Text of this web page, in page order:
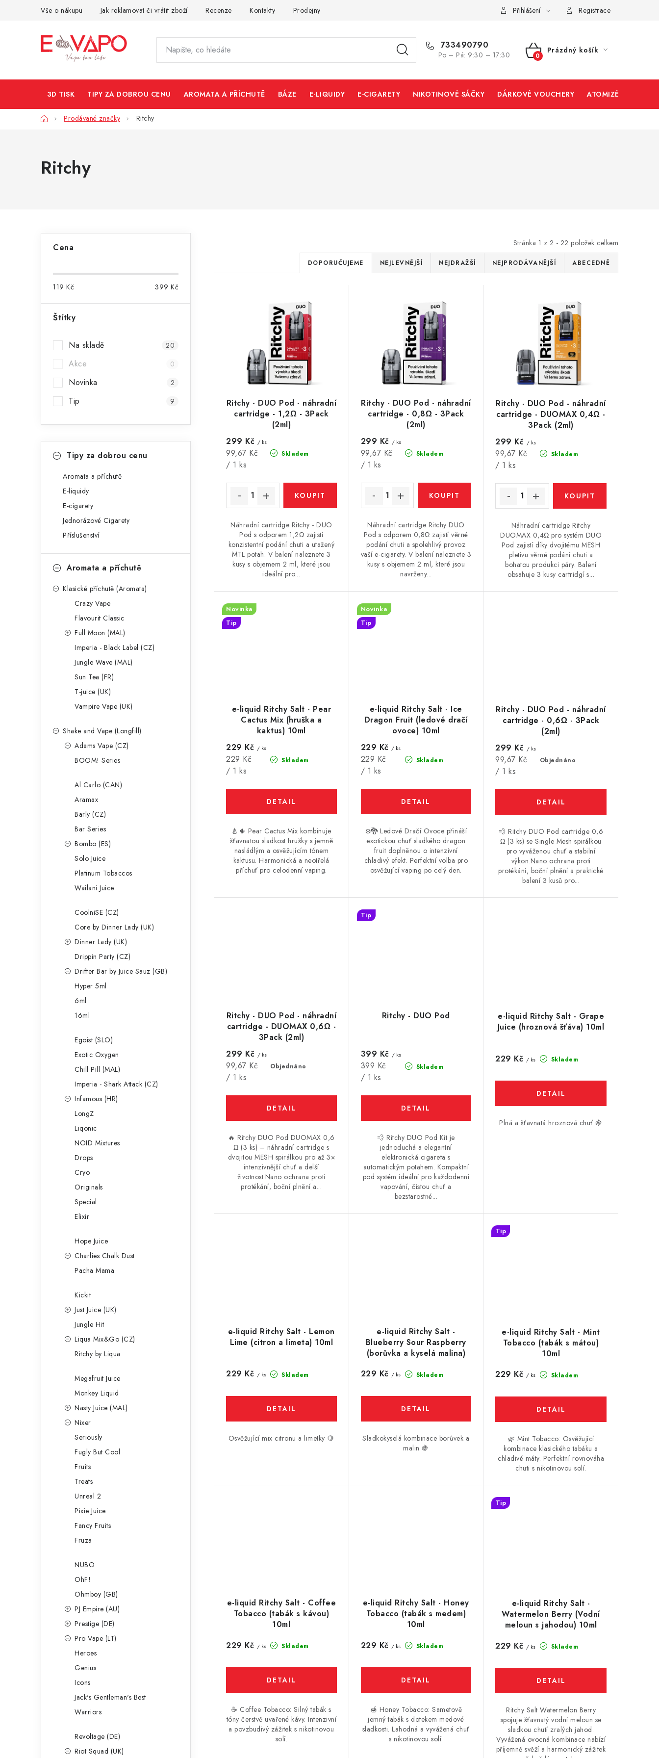
Vše o nákupu Jak reklamovat či vrátit zboží Recenze Kontakty Prodejny Přihlášení Registrace
733490790
Po – Pá: 9:30 – 17:30
NÁKUPNÍ
Prázdný košík
3D TISK TIPY ZA DOBROU CENU AROMATA A PŘÍCHUTĚ BÁZE E-LIQUIDY E-CIGARETY NIKOTINOVÉ SÁČKY DÁRKOVÉ VOUCHERY ATOMIZÉRY A
DomůProdávané značky Ritchy
Ritchy
t
a
n
Cena
119 Kč 399 Kč
Štítky
Na skladě 20
Akce 0
Novinka 2
Tip 9
kategorieTipy za dobrou cenu
Aromata a příchutě
E-liquidy
E-cigarety
Jednorázové Cigarety
Příslušenství
Aromata a příchutě
Klasické příchutě (Aromata)
Crazy Vape
Flavourit Classic
Full Moon (MAL)
Imperia - Black Label (CZ)
Jungle Wave (MAL)
Sun Tea (FR)
T-juice (UK)
Vampire Vape (UK)
Shake and Vape (Longfill)
Adams Vape (CZ)
BOOM! Series
Al Carlo (CAN)
Aramax
Barly (CZ)
Bar Series
Bombo (ES)
Solo Juice
Platinum Tobaccos
Wailani Juice
CoolniSE (CZ)
Core by Dinner Lady (UK)
Dinner Lady (UK)
Drippin Party (CZ)
Drifter Bar by Juice Sauz (GB)
Hyper 5ml
6ml
16ml
Egoist (SLO)
Exotic Oxygen
Chill Pill (MAL)
Imperia - Shark Attack (CZ)
Infamous (HR)
LongZ
Liqonic
NOID Mixtures
Drops
Cryo
Originals
Special
Elixir
Hope Juice
Charlies Chalk Dust
Pacha Mama
Kickit
Just Juice (UK)
Jungle Hit
Liqua Mix&Go (CZ)
Ritchy by Liqua
Megafruit Juice
Monkey Liquid
Nasty Juice (MAL)
Nixer
Seriously
Fugly But Cool
Fruits
Treats
Unreal 2
Pixie Juice
Fancy Fruits
Fruza
NUBO
OhF!
Ohmboy (GB)
PJ Empire (AU)
Prestige (DE)
Pro Vape (LT)
Heroes
Genius
Icons
Jack's Gentleman's Best
Warriors
Revoltage (DE)
Riot Squad (UK)
Stránka 1 z 2 - 22 položek celkem
Ř
a
z
e
n
í
p
r
o
u
t
ů
DOPORUČUJEME NEJLEVNĚJŠÍ NEJDRAŽŠÍ NEJPRODÁVANĚJŠÍ ABECEDNĚ
Ritchy - DUO Pod - náhradní
cartridge - 1,2Ω - 3Pack
(2ml)
Skladem
299 Kč / ks
Měrná
cena:
99,67 Kč
/ 1 ks
Náhradní cartridge Ritchy - DUO
Pod s odporem 1,2Ω zajistí
konzistentní podání chuti a utažený
MTL potah. V balení naleznete 3
kusy s objemem 2 ml, které jsou
ideální pro...
Ritchy - DUO Pod - náhradní
cartridge - 0,8Ω - 3Pack
(2ml)
Skladem
299 Kč / ks
Měrná
cena:
99,67 Kč
/ 1 ks
Náhradní cartridge Ritchy DUO
Pod s odporem 0,8Ω zajistí věrné
podání chuti a spolehlivý provoz
vaší e-cigarety. V balení naleznete 3
kusy s objemem 2 ml, které jsou
navrženy...
Ritchy - DUO Pod - náhradní
cartridge - DUOMAX 0,4Ω -
3Pack (2ml)
Skladem
299 Kč / ks
Měrná
cena:
99,67 Kč
/ 1 ks
Náhradní cartridge Ritchy
DUOMAX 0,4Ω pro systém DUO
Pod zajistí díky dvojitému MESH
pletivu věrné podání chuti a
bohatou produkci páry. Balení
obsahuje 3 kusy cartridgí s...
e-liquid Ritchy Salt - Pear
Cactus Mix (hruška a
kaktus) 10ml
Novinka
Tip
Skladem
229 Kč / ks
Měrná
cena:
229 Kč
/ 1 ks
🍐🌵 Pear Cactus Mix kombinuje
šťavnatou sladkost hrušky s jemně
nasládlým a osvěžujícím tónem
kaktusu. Harmonická a neotřelá
příchuť pro celodenní vaping.
e-liquid Ritchy Salt - Ice
Dragon Fruit (ledové dračí
ovoce) 10ml
Novinka
Tip
Skladem
229 Kč / ks
Měrná
cena:
229 Kč
/ 1 ks
❄️🐉 Ledové Dračí Ovoce přináší
exotickou chuť sladkého dragon
fruit doplněnou o intenzivní
chladivý efekt. Perfektní volba pro
osvěžující vaping po celý den.
Ritchy - DUO Pod - náhradní
cartridge - 0,6Ω - 3Pack
(2ml)
Objednáno
299 Kč / ks
Měrná
cena:
99,67 Kč
/ 1 ks
💨 Ritchy DUO Pod cartridge 0,6
Ω (3 ks) se Single Mesh spirálkou
pro vyváženou chuť a stabilní
výkon.Nano ochrana proti
protékání, boční plnění a praktické
balení 3 kusů pro...
Ritchy - DUO Pod - náhradní
cartridge - DUOMAX 0,6Ω -
3Pack (2ml)
Objednáno
299 Kč / ks
Měrná
cena:
99,67 Kč
/ 1 ks
🔥 Ritchy DUO Pod DUOMAX 0,6
Ω (3 ks) – náhradní cartridge s
dvojitou MESH spirálkou pro až 3×
intenzivnější chuť a delší
životnost.Nano ochrana proti
protékání, boční plnění a...
Ritchy - DUO Pod
Tip
Skladem
399 Kč / ks
Měrná
cena:
399 Kč
/ 1 ks
💨 Ritchy DUO Pod Kit je
jednoduchá a elegantní
elektronická cigareta s
automatickým potahem. Kompaktní
pod systém ideální pro každodenní
vapování, čistou chuť a
bezstarostné...
e-liquid Ritchy Salt - Grape
Juice (hroznová šťáva) 10ml
Skladem
229 Kč / ks
Plná a šťavnatá hroznová chuť 🍇
e-liquid Ritchy Salt - Lemon
Lime (citron a limeta) 10ml
Skladem
229 Kč / ks
Osvěžující mix citronu a limetky 🍋
e-liquid Ritchy Salt -
Blueberry Sour Raspberry
(borůvka a kyselá malina)
Skladem
229 Kč / ks
Sladkokyselá kombinace borůvek a
malin 🍇
e-liquid Ritchy Salt - Mint
Tobacco (tabák s mátou)
10ml
Tip
Skladem
229 Kč / ks
🌿 Mint Tobacco: Osvěžující
kombinace klasického tabáku a
chladivé máty. Perfektní rovnováha
chuti s nikotinovou solí.
e-liquid Ritchy Salt - Coffee
Tobacco (tabák s kávou)
10ml
Skladem
229 Kč / ks
☕️ Coffee Tobacco: Silný tabák s
tóny čerstvě uvařené kávy. Intenzivní
a povzbudivý zážitek s nikotinovou
solí.
e-liquid Ritchy Salt - Honey
Tobacco (tabák s medem)
10ml
Skladem
229 Kč / ks
🍯 Honey Tobacco: Sametově
jemný tabák s dotekem medové
sladkosti. Lahodná a vyvážená chuť
s nikotinovou solí.
e-liquid Ritchy Salt -
Watermelon Berry (Vodní
meloun s jahodou) 10ml
Tip
Skladem
229 Kč / ks
Ritchy Salt Watermelon Berry
spojuje šťavnatý vodní meloun se
sladkou chutí zralých jahod.
Vyvážená ovocná kombinace nabízí
příjemně svěží a harmonický zážitek